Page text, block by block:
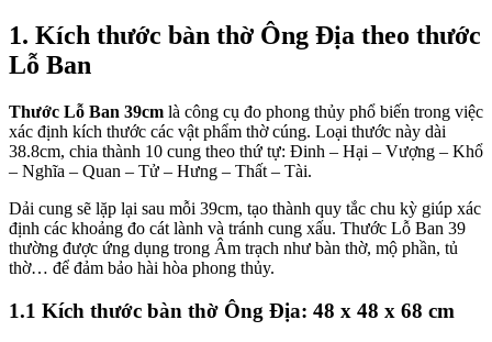
1. Kích thước bàn thờ Ông Địa theo thước
Lỗ Ban
Thước Lỗ Ban 39cm là công cụ đo phong thủy phổ biến trong việc
xác định kích thước các vật phẩm thờ cúng. Loại thước này dài
38.8cm, chia thành 10 cung theo thứ tự: Đinh – Hại – Vượng – Khổ
– Nghĩa – Quan – Tử – Hưng – Thất – Tài.
Dải cung sẽ lặp lại sau mỗi 39cm, tạo thành quy tắc chu kỳ giúp xác
định các khoảng đo cát lành và tránh cung xấu. Thước Lỗ Ban 39
thường được ứng dụng trong Âm trạch như bàn thờ, mộ phần, tủ
thờ… để đảm bảo hài hòa phong thủy.
1.1 Kích thước bàn thờ Ông Địa: 48 x 48 x 68 cm